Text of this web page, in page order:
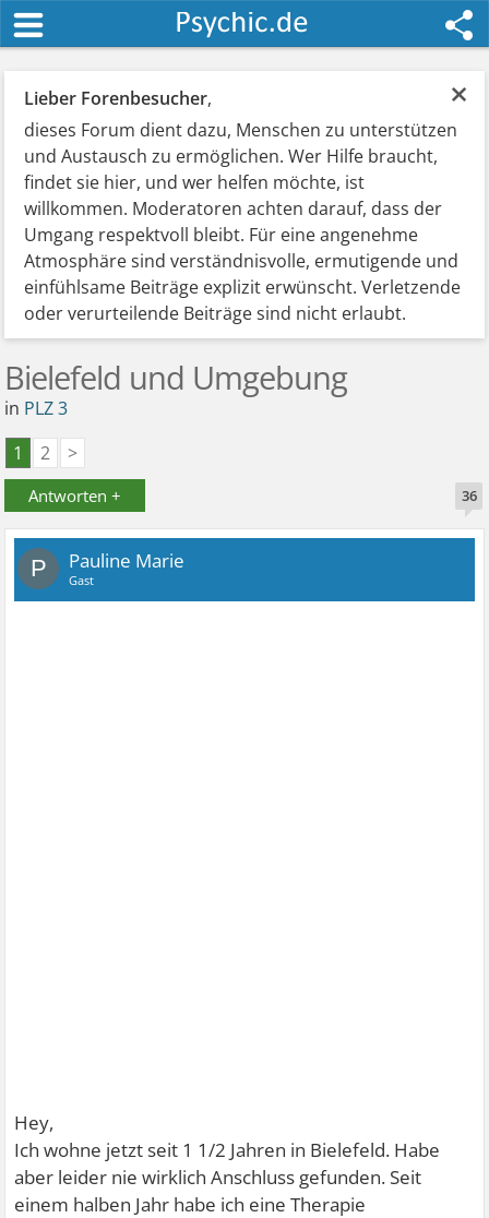
×
Lieber Forenbesucher,
dieses Forum dient dazu, Menschen zu unterstützen
und Austausch zu ermöglichen. Wer Hilfe braucht,
findet sie hier, und wer helfen möchte, ist
willkommen. Moderatoren achten darauf, dass der
Umgang respektvoll bleibt. Für eine angenehme
Atmosphäre sind verständnisvolle, ermutigende und
einfühlsame Beiträge explizit erwünscht. Verletzende
oder verurteilende Beiträge sind nicht erlaubt.
Bielefeld und Umgebung
in PLZ 3
1
2 >
Antworten + 36
P Pauline Marie
Gast
Hey,
Ich wohne jetzt seit 1 1/2 Jahren in Bielefeld. Habe
aber leider nie wirklich Anschluss gefunden. Seit
einem halben Jahr habe ich eine Therapie